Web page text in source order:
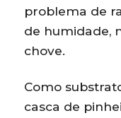
problema de
de humidade,
chove.
Como
casca de